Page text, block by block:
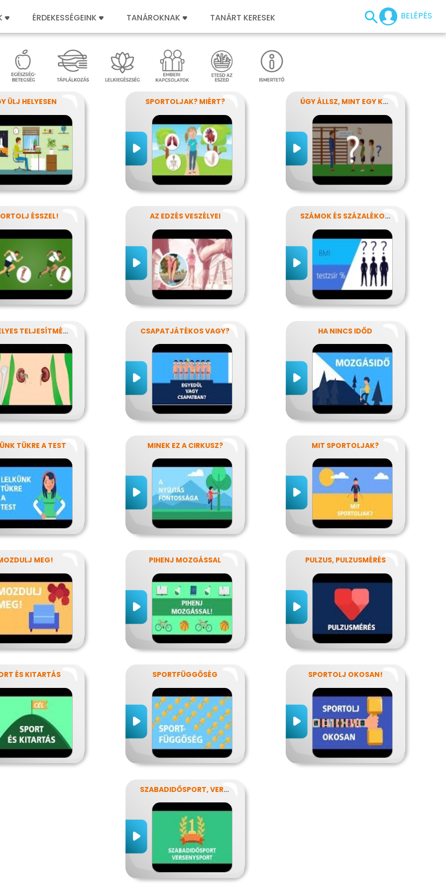
BELÉPÉS
ÉRDEKESSÉGEINK TANÁROKNAK TANÁRT KERESEK
ÜLJ HELYESEN SPORTOLJAK? MIÉRT? ÚGY ÁLLSZ, MINT EGY KÉRDŐJEL
ÉSSZEL! AZ EDZÉS VESZÉLYEI SZÁMOK ÉS SZÁZALÉKOK REJTELMEI
VESZÉLYES TELJESÍTMÉNY CSAPATJÁTÉKOS VAGY? HA NINCS IDŐD
TÜKRE A TEST MINEK EZ A CIRKUSZ? MIT SPORTOLJAK?
MEG! PIHENJ MOZGÁSSAL PULZUS, PULZUSMÉRÉS
ÉS KITARTÁS SPORTFÜGGŐSÉG SPORTOLJ OKOSAN!
SZABADIDŐSPORT, VERSENYSPORT